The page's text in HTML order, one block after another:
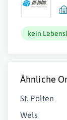
kein
Ähnliche
St. Pölten
Wels